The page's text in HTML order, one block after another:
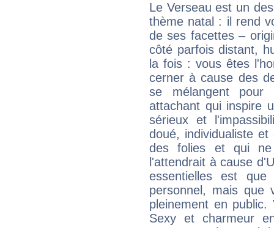
Le Verseau est un
thème natal : il rend
de ses facettes –
côté parfois distant,
la fois : vous êtes
cerner à cause des
se mélangent
attachant qui inspire
sérieux et
doué, individualiste
des folies et qui
l'attendrait à cause
essentielles est
personnel, mais que
pleinement en
Sexy et charmeur